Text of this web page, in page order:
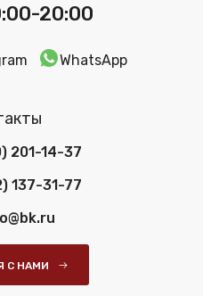
20:00
WhatsApp
201-14-37
137-31-77
С НАМИ